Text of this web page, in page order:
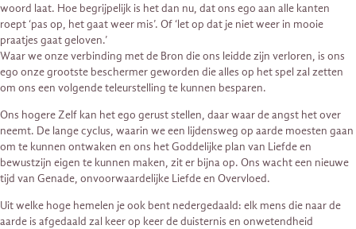
woord laat. Hoe begrijpelijk is het dan nu, dat ons ego aan alle kanten
roept ‘pas op, het gaat weer mis’. Of ‘let op dat je niet weer in mooie
praatjes gaat geloven.’
Waar we onze verbinding met de Bron die ons leidde zijn verloren, is ons
ego onze grootste beschermer geworden die alles op het spel zal zetten
om ons een volgende teleurstelling te kunnen besparen.
Ons hogere Zelf kan het ego gerust stellen, daar waar de angst het over
neemt. De lange cyclus, waarin we een lijdensweg op aarde moesten gaan
om te kunnen ontwaken en ons het Goddelijke plan van Liefde en
bewustzijn eigen te kunnen maken, zit er bijna op. Ons wacht een nieuwe
tijd van Genade, onvoorwaardelijke Liefde en Overvloed.
Uit welke hoge hemelen je ook bent nedergedaald: elk mens die naar de
aarde is afgedaald zal keer op keer de duisternis en onwetendheid